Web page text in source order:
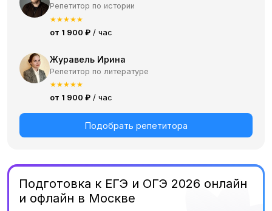
Репетитор по истории
★★★★★
от 1 900 ₽ / час
Журавель Ирина
Репетитор по литературе
★★★★★
от 1 900 ₽ / час
Подобрать репетитора
Подготовка к ЕГЭ и ОГЭ 2026 онлайн
и офлайн в Москве